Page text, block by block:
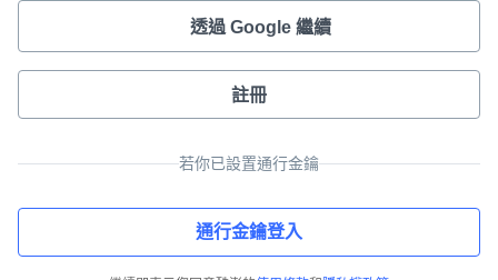
透過 Google 繼續
註冊
若你已設置通行金鑰
通行金鑰登入